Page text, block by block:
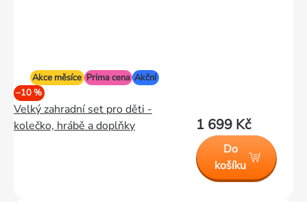
Akce měsíce Prima cena Akční
–10 %
Velký zahradní set pro děti -
kolečko, hrábě a doplňky
1 699 Kč
Do
košíku